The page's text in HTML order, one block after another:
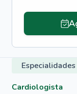
Cardiologista